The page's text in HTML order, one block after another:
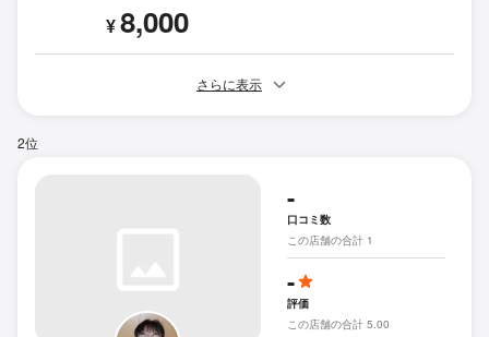
¥8,000
さらに表示
2位
-
口コミ数
この店舗の合計 1
-
評価
この店舗の合計 5.00